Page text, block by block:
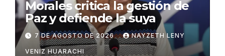
Morales critica la gestión de
Paz y defiende la suya
7 DE AGOSTO DE 2026 NAYZETH LENY
VENIZ HUARACHI